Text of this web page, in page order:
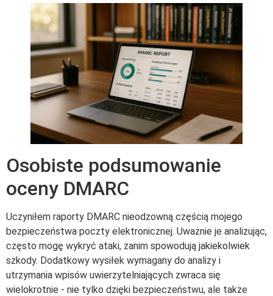
Osobiste podsumowanie
oceny DMARC
Uczyniłem raporty DMARC nieodzowną częścią mojego
bezpieczeństwa poczty elektronicznej. Uważnie je analizując,
często mogę wykryć ataki, zanim spowodują jakiekolwiek
szkody. Dodatkowy wysiłek wymagany do analizy i
utrzymania wpisów uwierzytelniających zwraca się
wielokrotnie - nie tylko dzięki bezpieczeństwu, ale także